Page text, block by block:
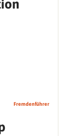
Fremdenführer